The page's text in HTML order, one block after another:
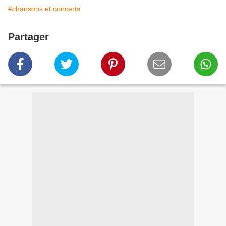
#chansons et concerts
Partager